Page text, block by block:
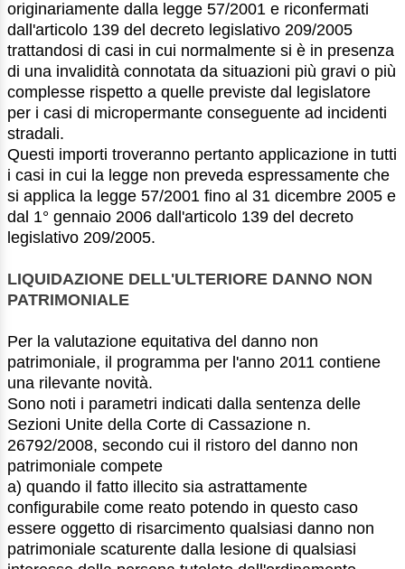
originariamente dalla legge 57/2001 e riconfermati
dall'articolo 139 del decreto legislativo 209/2005
trattandosi di casi in cui normalmente si è in presenza
di una invalidità connotata da situazioni più gravi o più
complesse rispetto a quelle previste dal legislatore
per i casi di micropermante conseguente ad incidenti
stradali.
Questi importi troveranno pertanto applicazione in tutti
i casi in cui la legge non preveda espressamente che
si applica la legge 57/2001 fino al 31 dicembre 2005 e
dal 1° gennaio 2006 dall'articolo 139 del decreto
legislativo 209/2005.
LIQUIDAZIONE DELL'ULTERIORE DANNO NON
PATRIMONIALE
Per la valutazione equitativa del danno non
patrimoniale, il programma per l'anno 2011 contiene
una rilevante novità.
Sono noti i parametri indicati dalla sentenza delle
Sezioni Unite della Corte di Cassazione n.
26792/2008, secondo cui il ristoro del danno non
patrimoniale compete
a) quando il fatto illecito sia astrattamente
configurabile come reato potendo in questo caso
essere oggetto di risarcimento qualsiasi danno non
patrimoniale scaturente dalla lesione di qualsiasi